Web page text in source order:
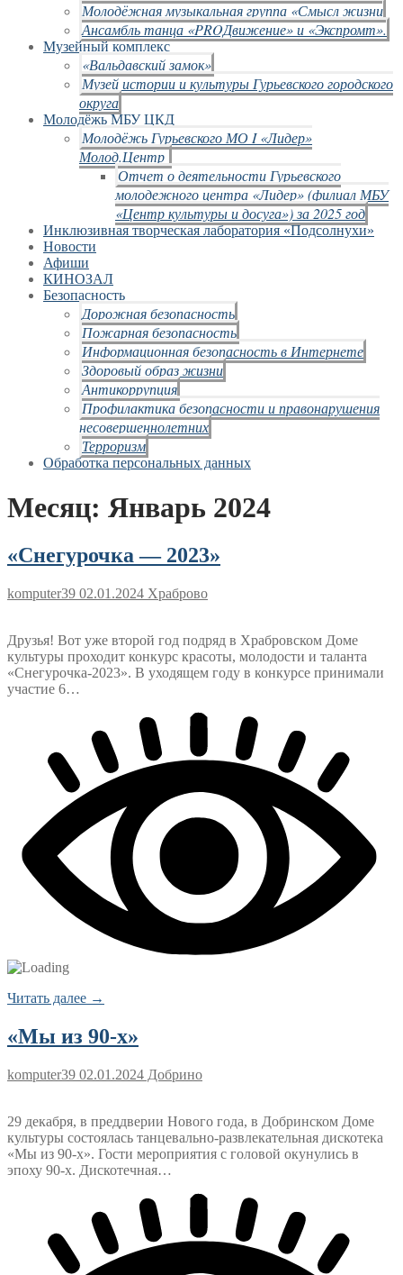
Молодёжная музыкальная группа «Смысл жизни
Ансамбль танца «PROДвижение» и «Экспромт».
Музейный комплекс
«Вальдавский замок»
Музей истории и культуры Гурьевского городского
округа
Молодёжь МБУ ЦКД
Молодёжь Гурьевского МО I «Лидер»
Молод.Центр
Отчет о деятельности Гурьевского
молодежного центра «Лидер» (филиал МБУ
«Центр культуры и досуга») за 2025 год
Инклюзивная творческая лаборатория «Подсолнухи»
Новости
Афиши
КИНОЗАЛ
Безопасность
Дорожная безопасность
Пожарная безопасность
Информационная безопасность в Интернете
Здоровый образ жизни
Антикоррупция
Профилактика безопасности и правонарушения
несовершеннолетних
Терроризм
Обработка персональных данных
Месяц: Январь 2024
«Снегурочка — 2023»
komputer39 02.01.2024 Храброво
Друзья! Вот уже второй год подряд в Храбровском Доме
культуры проходит конкурс красоты, молодости и таланта
«Снегурочка-2023». В уходящем году в конкурсе принимали
участие 6…
Читать далее →
«Мы из 90-х»
komputer39 02.01.2024 Добрино
29 декабря, в преддверии Нового года, в Добринском Доме
культуры состоялась танцевально-развлекательная дискотека
«Мы из 90-х». Гости мероприятия с головой окунулись в
эпоху 90-х. Дискотечная…